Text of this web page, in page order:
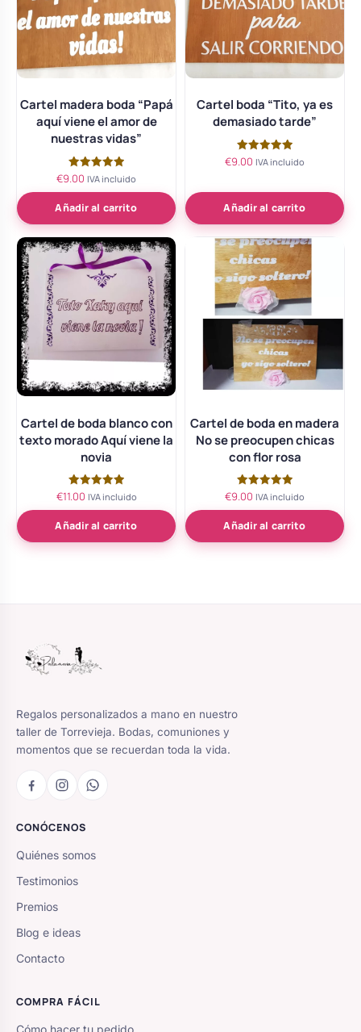
Cartel madera boda “Papá
aquí viene el amor de
nuestras vidas”
Valorado
con
5.00
de 5
€9.00 IVA incluido
Añadir al carrito
Cartel boda “Tito, ya es
demasiado tarde”
Valorado
con
€9.00 IVA incluido
Añadir al carrito
Cartel de boda blanco con
texto morado Aquí viene la
novia
Valorado
de 5
€11.00 IVA incluido
Añadir al carrito
Cartel de boda en madera
No se preocupen chicas
con flor rosa
Valorado
de 5
€9.00 IVA incluido
Añadir al carrito
Regalos personalizados a mano en nuestro
taller de Torrevieja. Bodas, comuniones y
momentos que se recuerdan toda la vida.
CONÓCENOS
Quiénes somos
Testimonios
Premios
Blog e ideas
Contacto
COMPRA FÁCIL
Cómo hacer tu pedido